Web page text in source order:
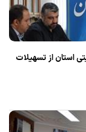
استان از تسهیلات